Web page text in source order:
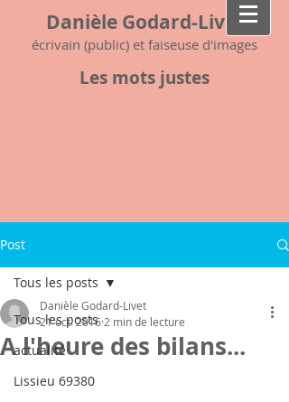
Danièle Godard-Livet
écrivain (public) et faiseuse d'images
Les mots justes
Post
Tous les posts
actualité
Lissieu 69380
Tous les posts
A l'heure des bilans...
Danièle Godard-Livet
21 oct. 2016 2 min de lecture